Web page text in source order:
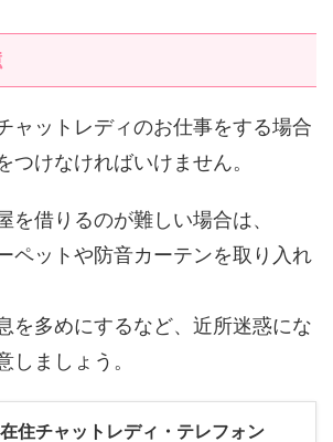
ャットレディのお仕事をする場合
つけなければいけません。
を借りるのが難しい場合は、
ペットや防音カーテンを取り入れ
を多めにするなど、近所迷惑にな
しましょう。
在住チャットレディ・テレフォン